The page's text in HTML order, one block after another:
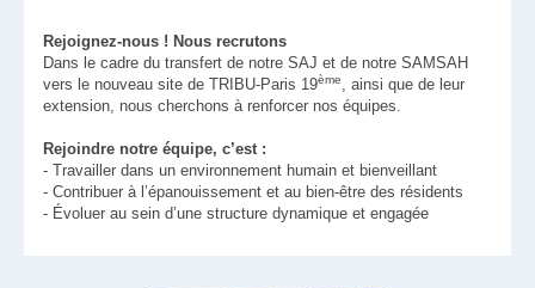
Rejoignez-nous ! Nous recrutons
Dans le cadre du transfert de notre SAJ et de notre SAMSAH
vers le nouveau site de TRIBU-Paris 19ème, ainsi que de leur
extension, nous cherchons à renforcer nos équipes.
Rejoindre notre équipe, c’est :
- Travailler dans un environnement humain et bienveillant
- Contribuer à l’épanouissement et au bien-être des résidents
- Évoluer au sein d’une structure dynamique et engagée